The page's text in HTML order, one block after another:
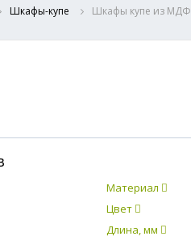
Шкафы-купе Шкафы купе из МДФ
Материал
Цвет
Длина, мм